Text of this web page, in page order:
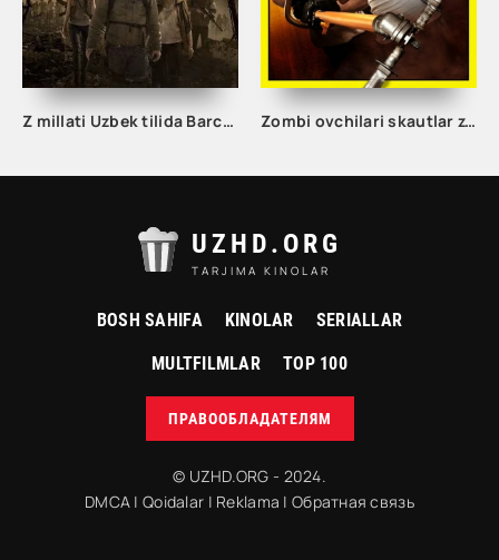
Z millati Uzbek tilida Barcha qismlari 1. 2. 3. 4. 5. Fasl O'zbek tilida Ujas serial 2024 Barcha hamma qismlar o'zbek tilida Zombi ovchilari skautlar zombilarga qarshi Ujas
UZHD.ORG
TARJIMA KINOLAR
BOSH SAHIFA KINOLAR SERIALLAR
MULTFILMLAR TOP 100
ПРАВООБЛАДАТЕЛЯМ
© UZHD.ORG - 2024.
DMCA |Qoidalar | Reklama | Обратная связь